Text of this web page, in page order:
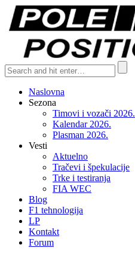
Naslovna
Sezona
Timovi i vozači 2026.
Kalendar 2026.
Plasman 2026.
Vesti
Aktuelno
Tračevi i špekulacije
Trke i testiranja
FIA WEC
Blog
F1 tehnologija
LP
Kontakt
Forum